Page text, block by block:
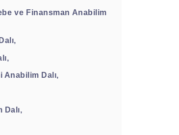
ve Finansman Anabilim
Dalı,
Dalı,